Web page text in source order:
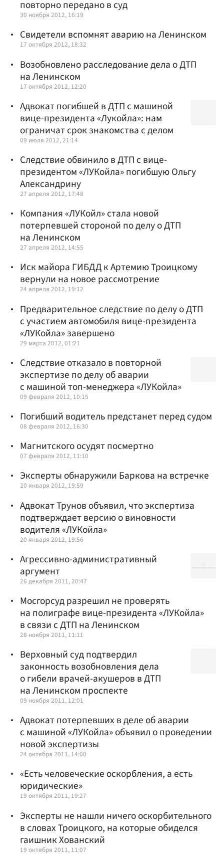
повторно передано в суд
30 ноября 2012, 16:19
Свидетели вспомнят аварию на Ленинском
17 октября 2012, 18:32
Возобновлено расследование дела о ДТП
на Ленинском
17 октября 2012, 12:20
Адвокат погибшей в ДТП с машиной
вице-президента «Лукойла»: нам
ограничат срок знакомства с делом
09 июля 2012, 21:14
Следствие обвинило в ДТП с вице-
президентом «ЛУКойла» погибшую Ольгу
Александрину
27 апреля 2012, 17:48
Компания «ЛУКойл» стала новой
потерпевшей стороной по делу о ДТП
на Ленинском
27 апреля 2012, 14:55
Иск майора ГИБДД к Артемию Троицкому
вернули на новое рассмотрение
24 апреля 2012, 19:12
Предварительное следствие по делу о ДТП
с участием автомобиля вице-президента
«ЛУКойла» завершено
29 марта 2012, 01:21
Следствие отказало в повторной
экспертизе по делу об аварии
с машиной топ-менеджера «ЛУКойла»
09 февраля 2012, 10:15
Погибший водитель предстанет перед судом
08 февраля 2012, 16:30
Магнитского осудят посмертно
07 февраля 2012, 11:10
Эксперты обнаружили Баркова на встречке
20 января 2012, 19:59
Адвокат Трунов объявил, что экспертиза
подтверждает версию о виновности
водителя «ЛУКойла»
20 января 2012, 19:56
Агрессивно-административный
аргумент
26 декабря 2011, 20:47
Мосгорсуд разрешил не проверять
на полиграфе вице-президента «ЛУКойла»
в связи с ДТП на Ленинском
28 ноября 2011, 11:11
Верховный суд подтвердил
законность возобновления дела
о гибели врачей-акушеров в ДТП
на Ленинском проспекте
09 ноября 2011, 12:01
Адвокат потерпевших в деле об аварии
с машиной «ЛУКойла» объявил о проведении
новой экспертизы
24 октября 2011, 14:00
«Есть человеческие оскорбления, а есть
юридические»
19 октября 2011, 19:27
Эксперты не нашли ничего оскорбительного
в словах Троицкого, на которые обиделся
гаишник Хованский
19 октября 2011, 11:07